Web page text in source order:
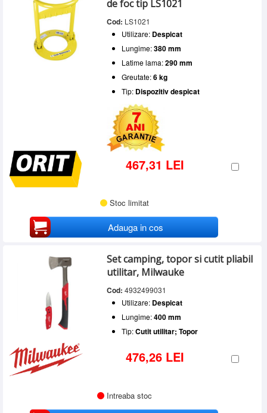
de foc tip LS1021
Cod: LS1021
Utilizare: Despicat
Lungime:380 mm
Latime lama:290 mm
Greutate:6 kg
Tip: Dispozitiv despicat
467,31 LEI
Stoc limitat
Adauga in cos
Set camping, topor si cutit pliabil
utilitar, Milwauke
Cod: 4932499031
Utilizare: Despicat
Lungime:400 mm
Tip:Cutit utilitar; Topor
476,26 LEI
Intreaba stoc